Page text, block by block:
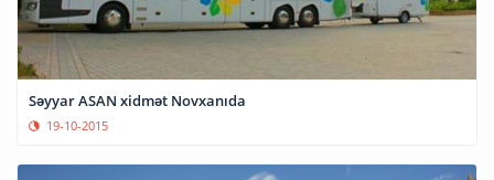
Səyyar ASAN xidmət Novxanıda
19-10-2015